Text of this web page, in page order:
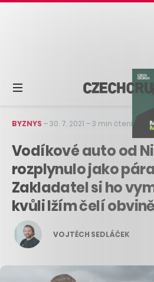
BYZNYS –30. 7. 2021 –3 min čtení
Vodíkové auto od
rozplynulo jako
Zakladatel si ho
kvůli lžím čelí
VOJTĚCH SEDLÁČEK